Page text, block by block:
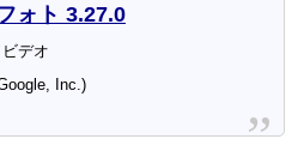
ォト 3.27.0
デオ
Inc.)